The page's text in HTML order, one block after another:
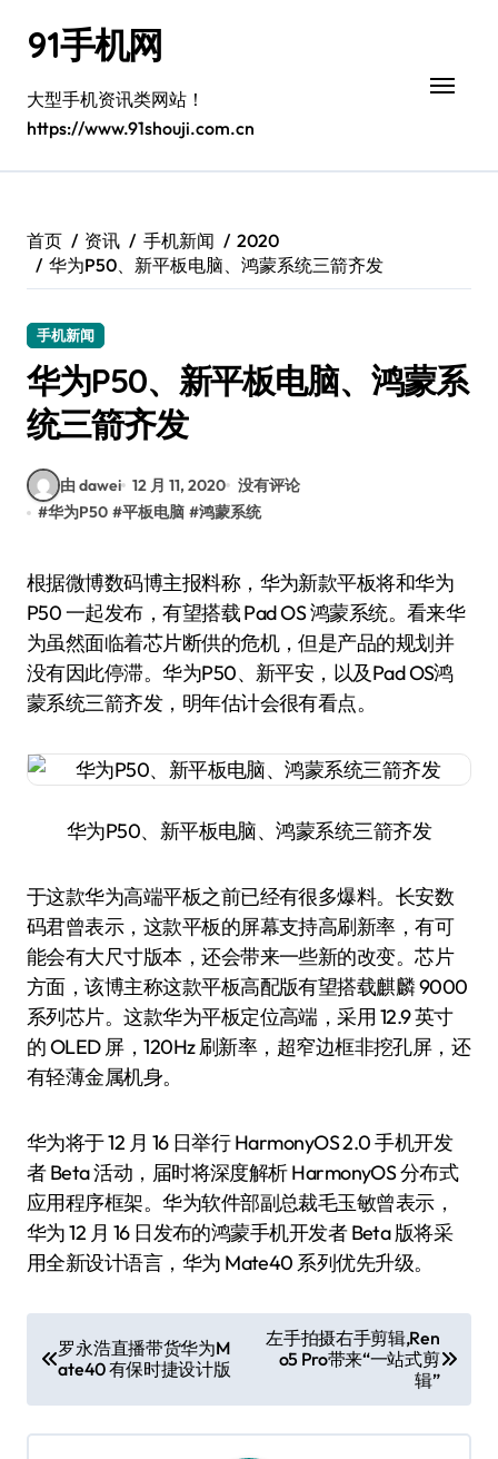
91手机网
大型手机资讯类网站！
https://www.91shouji.com.cn
首页 资讯 手机新闻
2020
华为P50、新平板电脑、鸿蒙系统三箭齐发
手机新闻
华为P50、新平板电脑、鸿蒙系
统三箭齐发
由 dawei 12 月 11, 2020 没有评论
#华为P50 #平板电脑 #鸿蒙系统
根据微博数码博主报料称，华为新款平板将和华为
P50 一起发布，有望搭载 Pad OS 鸿蒙系统。看来华
为虽然面临着芯片断供的危机，但是产品的规划并
没有因此停滞。华为P50、新平安，以及Pad OS鸿
蒙系统三箭齐发，明年估计会很有看点。
华为P50、新平板电脑、鸿蒙系统三箭齐发
于这款华为高端平板之前已经有很多爆料。长安数
码君曾表示，这款平板的屏幕支持高刷新率，有可
能会有大尺寸版本，还会带来一些新的改变。芯片
方面，该博主称这款平板高配版有望搭载麒麟 9000
系列芯片。这款华为平板定位高端，采用 12.9 英寸
的 OLED 屏，120Hz 刷新率，超窄边框非挖孔屏，还
有轻薄金属机身。
华为将于 12 月 16 日举行 HarmonyOS 2.0 手机开发
者 Beta 活动，届时将深度解析 HarmonyOS 分布式
应用程序框架。华为软件部副总裁毛玉敏曾表示，
华为 12 月 16 日发布的鸿蒙手机开发者 Beta 版将采
用全新设计语言，华为 Mate40 系列优先升级。
章
导
航
罗永浩直播带货华为M
ate40 有保时捷设计版
左手拍摄右手剪辑,Ren
o5 Pro带来“一站式剪
辑”